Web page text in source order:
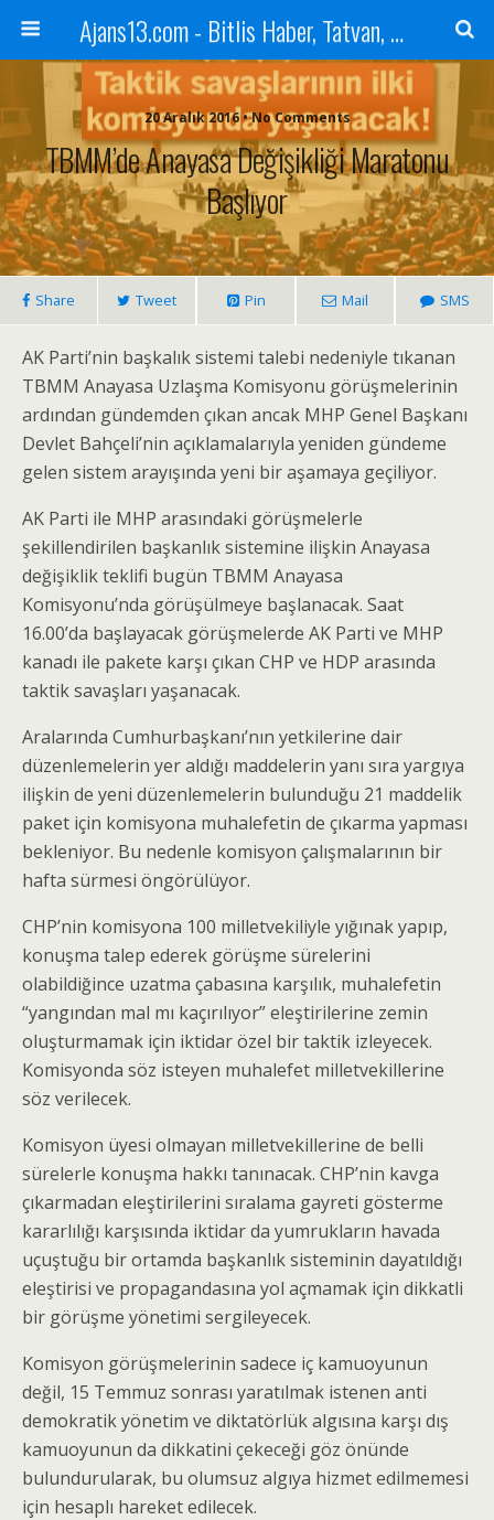
Ajans13.com - Bitlis Haber, Tatvan, Ahlat, Adilcevaz, Mutki, Hizan, Güroymak, Gazete, Ajans, 13, Haber
20 Aralık 2016 • No Comments
TBMM’de Anayasa Değişikliği Maratonu
Başlıyor
Share Tweet Pin Mail SMS
AK Parti’nin başkalık sistemi talebi nedeniyle tıkanan
TBMM Anayasa Uzlaşma Komisyonu görüşmelerinin
ardından gündemden çıkan ancak MHP Genel Başkanı
Devlet Bahçeli’nin açıklamalarıyla yeniden gündeme
gelen sistem arayışında yeni bir aşamaya geçiliyor.
AK Parti ile MHP arasındaki görüşmelerle
şekillendirilen başkanlık sistemine ilişkin Anayasa
değişiklik teklifi bugün TBMM Anayasa
Komisyonu’nda görüşülmeye başlanacak. Saat
16.00’da başlayacak görüşmelerde AK Parti ve MHP
kanadı ile pakete karşı çıkan CHP ve HDP arasında
taktik savaşları yaşanacak.
Aralarında Cumhurbaşkanı’nın yetkilerine dair
düzenlemelerin yer aldığı maddelerin yanı sıra yargıya
ilişkin de yeni düzenlemelerin bulunduğu 21 maddelik
paket için komisyona muhalefetin de çıkarma yapması
bekleniyor. Bu nedenle komisyon çalışmalarının bir
hafta sürmesi öngörülüyor.
CHP’nin komisyona 100 milletvekiliyle yığınak yapıp,
konuşma talep ederek görüşme sürelerini
olabildiğince uzatma çabasına karşılık, muhalefetin
“yangından mal mı kaçırılıyor” eleştirilerine zemin
oluşturmamak için iktidar özel bir taktik izleyecek.
Komisyonda söz isteyen muhalefet milletvekillerine
söz verilecek.
Komisyon üyesi olmayan milletvekillerine de belli
sürelerle konuşma hakkı tanınacak. CHP’nin kavga
çıkarmadan eleştirilerini sıralama gayreti gösterme
kararlılığı karşısında iktidar da yumrukların havada
uçuştuğu bir ortamda başkanlık sisteminin dayatıldığı
eleştirisi ve propagandasına yol açmamak için dikkatli
bir görüşme yönetimi sergileyecek.
Komisyon görüşmelerinin sadece iç kamuoyunun
değil, 15 Temmuz sonrası yaratılmak istenen anti
demokratik yönetim ve diktatörlük algısına karşı dış
kamuoyunun da dikkatini çekeceği göz önünde
bulundurularak, bu olumsuz algıya hizmet edilmemesi
için hesaplı hareket edilecek.